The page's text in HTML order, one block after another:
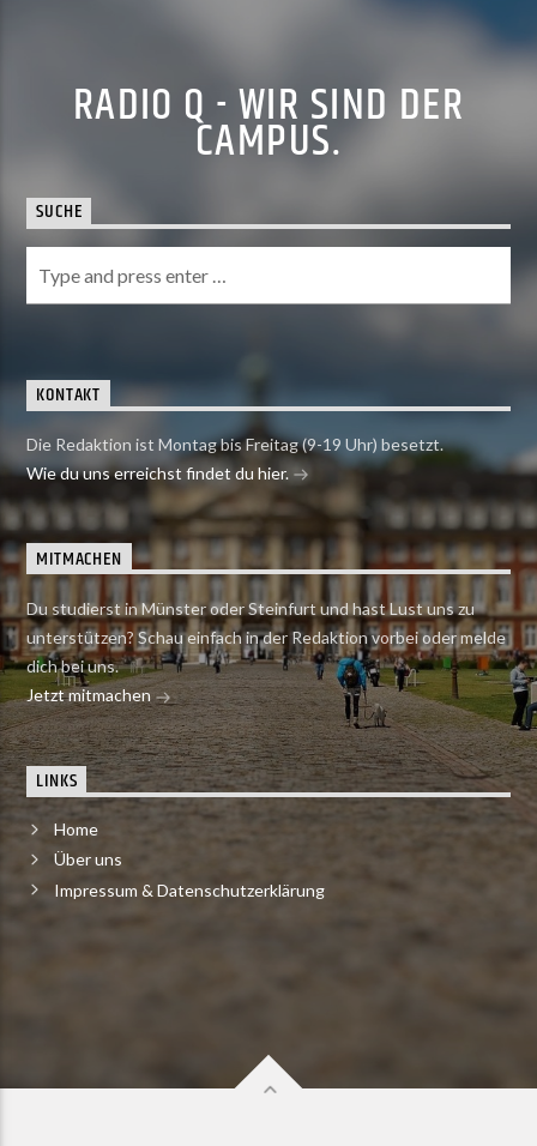
RADIO Q - WIR SIND DER
CAMPUS.
SUCHE
KONTAKT
Die Redaktion ist Montag bis Freitag (9-19 Uhr) besetzt.
Wie du uns erreichst findet du hier.
MITMACHEN
Du studierst in Münster oder Steinfurt und hast Lust uns zu
unterstützen? Schau einfach in der Redaktion vorbei oder melde
dich bei uns.
Jetzt mitmachen
LINKS
Home
Über uns
Impressum & Datenschutzerklärung